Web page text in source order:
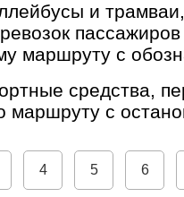
и
маршруту с
средства,
маршруту с
4 5 6